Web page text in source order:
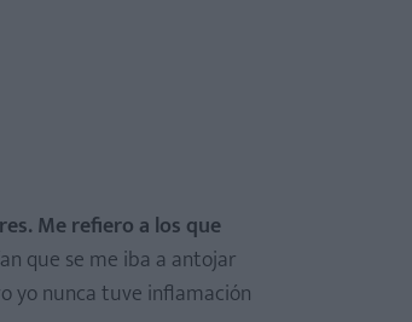
Me refiero a los que
que se me iba a antojar
yo nunca tuve inflamación